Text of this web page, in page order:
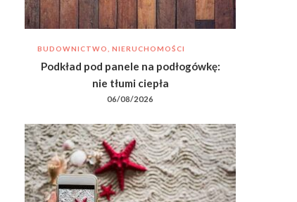
BUDOWNICTWO, NIERUCHOMOŚCI
Podkład pod panele na podłogówkę:
nie tłumi ciepła
06/08/2026